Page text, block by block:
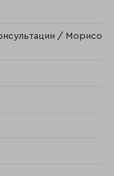
/ Морисон